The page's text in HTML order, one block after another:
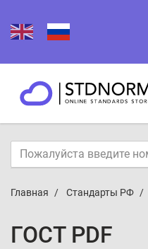
Главная Стандарты РФ
ГОСТ PDF